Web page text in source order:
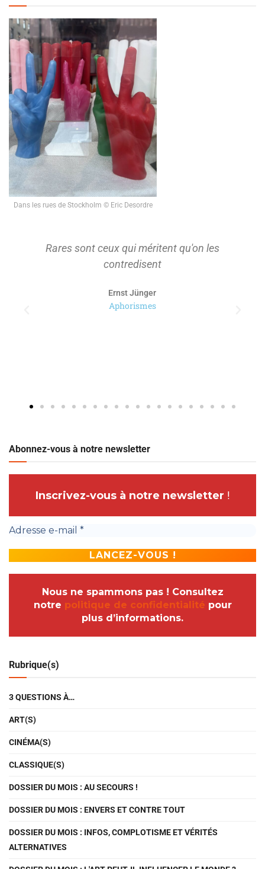
Dans les rues de Stockholm © Eric Desordre
Rares sont ceux qui méritent qu'on les
contredisent
Ernst Jünger
Aphorismes
Abonnez-vous à notre newsletter
Inscrivez-vous à notre newsletter !
Nous ne spammons pas ! Consultez
notre politique de confidentialité pour
plus d’informations.
Rubrique(s)
3 QUESTIONS À…
ART(S)
CINÉMA(S)
CLASSIQUE(S)
DOSSIER DU MOIS : AU SECOURS !
DOSSIER DU MOIS : ENVERS ET CONTRE TOUT
DOSSIER DU MOIS : INFOS, COMPLOTISME ET VÉRITÉS
ALTERNATIVES